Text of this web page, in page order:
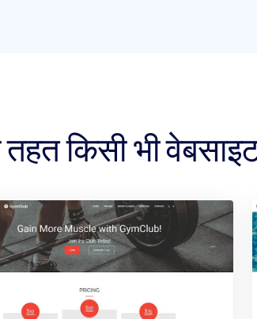
किसी भी वेबसाइट